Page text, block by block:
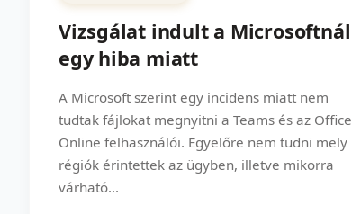
Vizsgálat indult a Microsoftnál
egy hiba miatt
A Microsoft szerint egy incidens miatt nem
tudtak fájlokat megnyitni a Teams és az Office
Online felhasználói. Egyelőre nem tudni mely
régiók érintettek az ügyben, illetve mikorra
várható...